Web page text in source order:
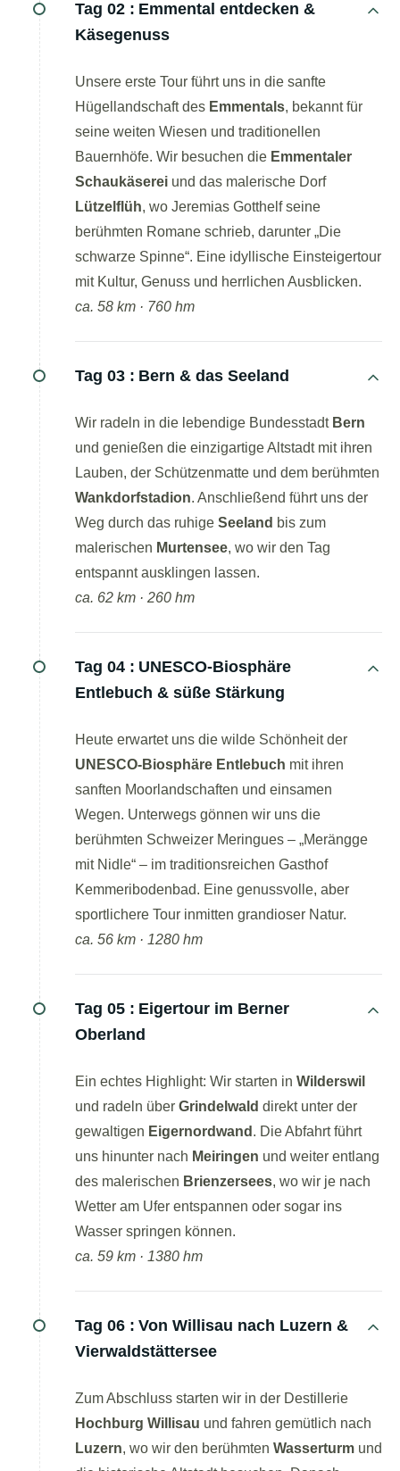
Tag 02 : Emmental entdecken &
Käsegenuss
Unsere erste Tour führt uns in die sanfte
Hügellandschaft des Emmentals, bekannt für
seine weiten Wiesen und traditionellen
Bauernhöfe. Wir besuchen die Emmentaler
Schaukäserei und das malerische Dorf
Lützelflüh, wo Jeremias Gotthelf seine
berühmten Romane schrieb, darunter „Die
schwarze Spinne“. Eine idyllische Einsteigertour
mit Kultur, Genuss und herrlichen Ausblicken.
ca. 58 km · 760 hm
Tag 03 : Bern & das Seeland
Wir radeln in die lebendige Bundesstadt Bern
und genießen die einzigartige Altstadt mit ihren
Lauben, der Schützenmatte und dem berühmten
Wankdorfstadion. Anschließend führt uns der
Weg durch das ruhige Seeland bis zum
malerischen Murtensee, wo wir den Tag
entspannt ausklingen lassen.
ca. 62 km · 260 hm
Tag 04 : UNESCO-Biosphäre
Entlebuch & süße Stärkung
Heute erwartet uns die wilde Schönheit der
UNESCO-Biosphäre Entlebuch mit ihren
sanften Moorlandschaften und einsamen
Wegen. Unterwegs gönnen wir uns die
berühmten Schweizer Meringues – „Merängge
mit Nidle“ – im traditionsreichen Gasthof
Kemmeribodenbad. Eine genussvolle, aber
sportlichere Tour inmitten grandioser Natur.
ca. 56 km · 1280 hm
Tag 05 : Eigertour im Berner
Oberland
Ein echtes Highlight: Wir starten in Wilderswil
und radeln über Grindelwald direkt unter der
gewaltigen Eigernordwand . Die Abfahrt führt
uns hinunter nach Meiringen und weiter entlang
des malerischen Brienzersees, wo wir je nach
Wetter am Ufer entspannen oder sogar ins
Wasser springen können.
ca. 59 km · 1380 hm
Tag 06 : Von Willisau nach Luzern &
Vierwaldstättersee
Zum Abschluss starten wir in der Destillerie
Hochburg Willisau und fahren gemütlich nach
Luzern, wo wir den berühmten Wasserturm und